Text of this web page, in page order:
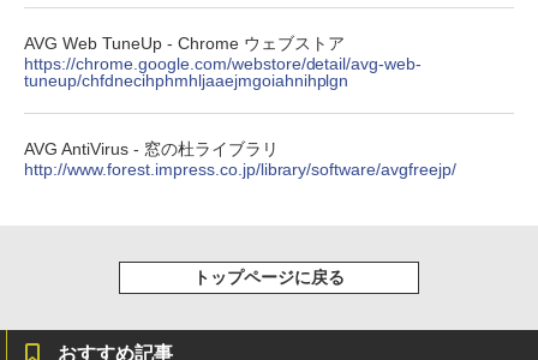
レージ、ノート機能搭載、明るさ自動調
整、色調調節ライト、プレミアムペン付
き、グラファイト
￥115,980
AVG Web TuneUp - Chrome ウェブストア
https://chrome.google.com/webstore/detail/avg-web-
tuneup/chfdnecihphmhljaaejmgoiahnihplgn
AVG AntiVirus - 窓の杜ライブラリ
http://www.forest.impress.co.jp/library/software/avgfreejp/
トップページに戻る
おすすめ記事